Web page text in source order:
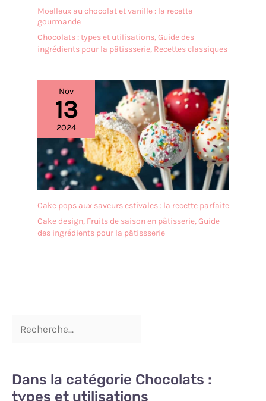
Moelleux au chocolat et vanille : la recette
gourmande
Chocolats : types et utilisations,Guide des
ingrédients pour la pâtissserie, Recettes classiques
Nov
13
2024
Cake pops aux saveurs estivales : la recette parfaite
Cake design, Fruits de saison en pâtisserie,Guide
des ingrédients pour la pâtissserie
Dans la catégorie Chocolats :
types et utilisations